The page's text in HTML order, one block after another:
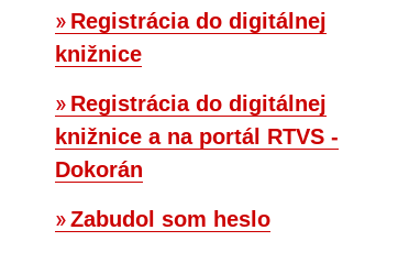
Registrácia do digitálnej
knižnice
Registrácia do digitálnej
knižnice a na portál RTVS -
Dokorán
Zabudol som heslo